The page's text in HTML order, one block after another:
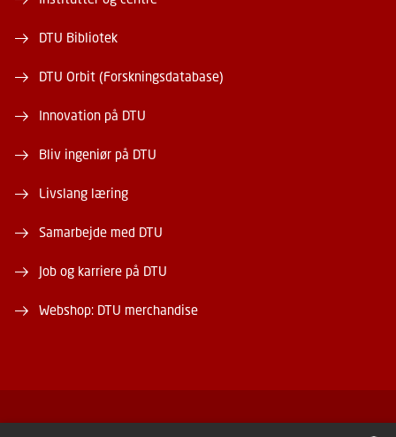
DTU Bibliotek
DTU Orbit (Forskningsdatabase)
Innovation på DTU
Bliv ingeniør på DTU
Livslang læring
Samarbejde med DTU
Job og karriere på DTU
Webshop: DTU merchandise